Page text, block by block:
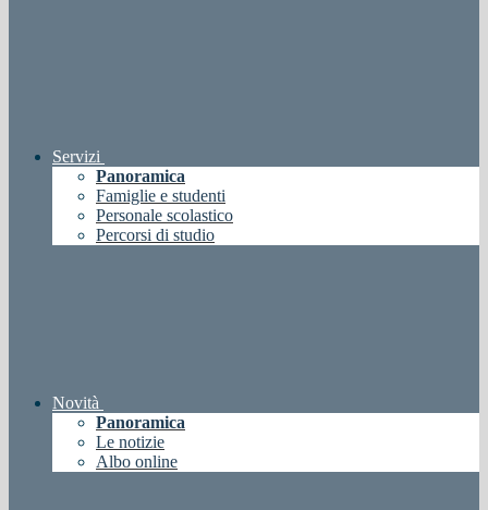
Servizi
Panoramica
Famiglie e studenti
Personale scolastico
Percorsi di studio
Novità
Panoramica
Le notizie
Albo online